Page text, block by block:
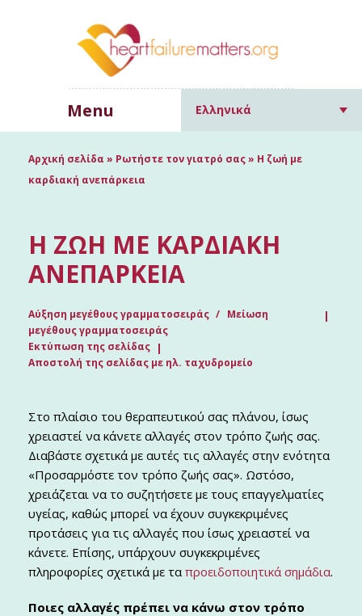
Menu Ελληνικά
Αρχική σελίδα » Ρωτήστε τον γιατρό σας» Η ζωή με
καρδιακή ανεπάρκεια
Η ΖΩΉ ΜΕ ΚΑΡΔΙΑΚΉ
ΑΝΕΠΆΡΚΕΙΑ
Αύξηση μεγέθους γραμματοσειράς
Μείωση
μεγέθους γραμματοσειράς
Εκτύπωση της σελίδας
Αποστολή της σελίδας με ηλ. ταχυδρομείο
Στο πλαίσιο του θεραπευτικού σας πλάνου, ίσως
χρειαστεί να κάνετε αλλαγές στον τρόπο ζωής σας.
Διαβάστε σχετικά με αυτές τις αλλαγές στην ενότητα
«Προσαρμόστε τον τρόπο ζωής σας». Ωστόσο,
χρειάζεται να το συζητήσετε με τους επαγγελματίες
υγείας, καθώς μπορεί να έχουν συγκεκριμένες
προτάσεις για τις αλλαγές που ίσως χρειαστεί να
κάνετε. Επίσης, υπάρχουν συγκεκριμένες
πληροφορίες σχετικά με ταπροειδοποιητικά σημάδια.
Ποιες αλλαγές πρέπει να κάνω στον τρόπο